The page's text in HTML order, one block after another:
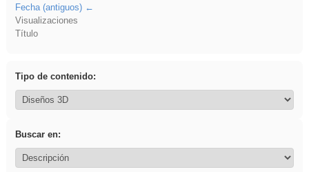
Fecha (antiguos)
Visualizaciones
Título
Tipo de contenido:
Buscar en: